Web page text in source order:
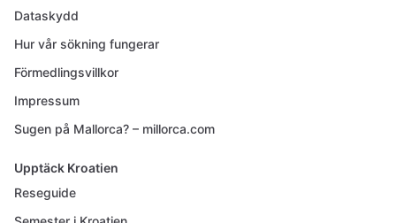
Dataskydd
Hur vår sökning fungerar
Förmedlingsvillkor
Impressum
Sugen på Mallorca? – millorca.com
Upptäck Kroatien
Reseguide